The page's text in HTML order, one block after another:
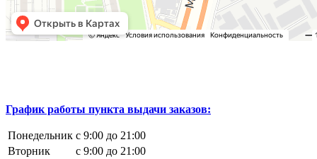
График работы пункта выдачи заказов:
Понедельник с 9:00 до 21:00
Вторник
с 9:00 до 21:00